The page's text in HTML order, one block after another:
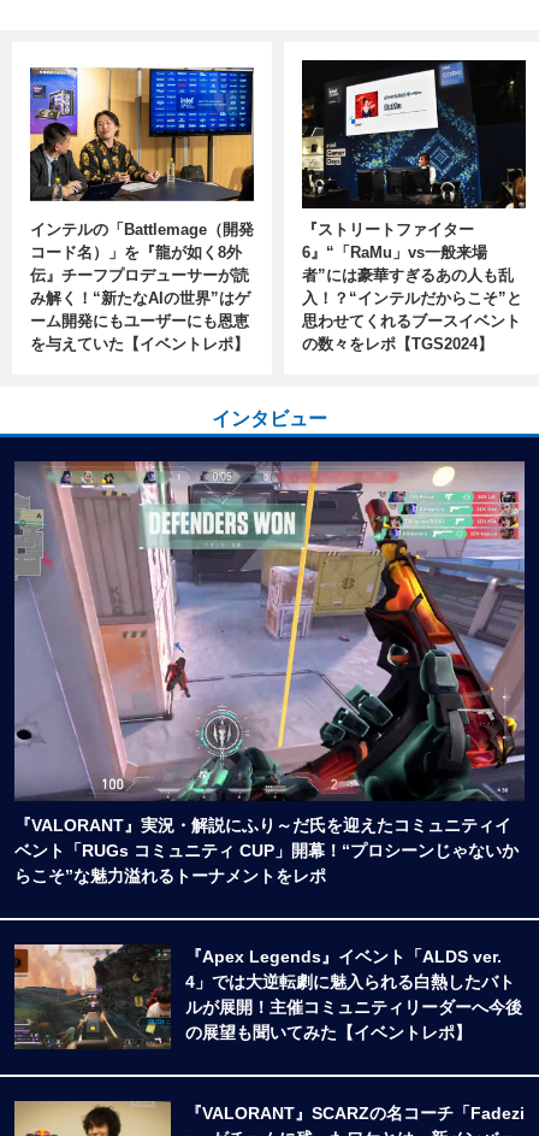
インテルの「Battlemage（開発
コード名）」を『龍が如く8外
伝』チーフプロデューサーが読
み解く！“新たなAIの世界”はゲ
ーム開発にもユーザーにも恩恵
を与えていた【イベントレポ】
『ストリートファイター
6』“「RaMu」vs一般来場
者”には豪華すぎるあの人も乱
入！？“インテルだからこそ”と
思わせてくれるブースイベント
の数々をレポ【TGS2024】
インタビュー
『VALORANT』実況・解説にふり～だ氏を迎えたコミュニティイ
ベント「RUGs コミュニティ CUP」開幕！“プロシーンじゃないか
らこそ”な魅力溢れるトーナメントをレポ
『Apex Legends』イベント「ALDS ver.
4」では大逆転劇に魅入られる白熱したバト
ルが展開！主催コミュニティリーダーへ今後
の展望も聞いてみた【イベントレポ】
『VALORANT』SCARZの名コーチ「Fadezi